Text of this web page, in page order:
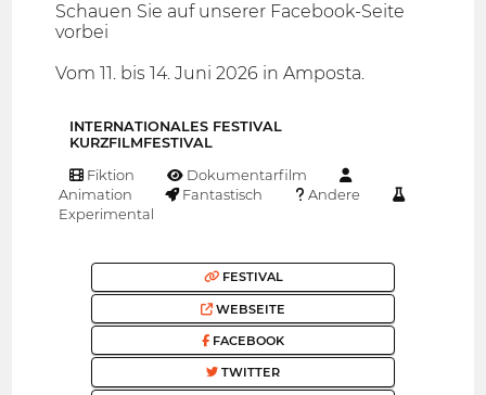
Schauen Sie auf unserer Facebook-Seite
vorbei
Vom 11. bis 14. Juni 2026 in Amposta.
INTERNATIONALES FESTIVAL
KURZFILMFESTIVAL
Fiktion
Dokumentarfilm
Animation
Fantastisch
Andere
Experimental
FESTIVAL
WEBSEITE
FACEBOOK
TWITTER